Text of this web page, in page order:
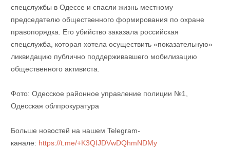
спецслужбы в Одессе и спасли жизнь местному
председателю общественного формирования по охране
правопорядка. Его убийство заказала российская
спецслужба, которая хотела осуществить «показательную»
ликвидацию публично поддерживавшего мобилизацию
общественного активиста.
Фото: Одесское районное управление полиции №1,
Одесская облпрокуратура
Больше новостей на нашем Telegram-
канале: https://t.me/+K3QIJDVwDQhmNDMy